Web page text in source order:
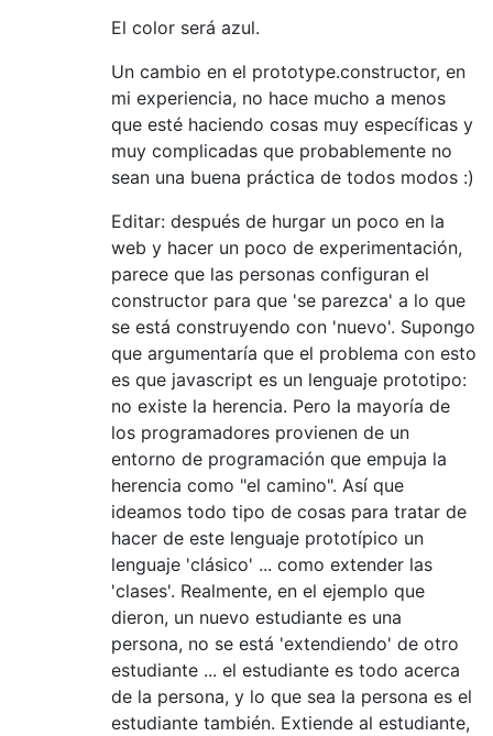
El color será azul.
Un cambio en el prototype.constructor, en
mi experiencia, no hace mucho a menos
que esté haciendo cosas muy específicas y
muy complicadas que probablemente no
sean una buena práctica de todos modos :)
Editar: después de hurgar un poco en la
web y hacer un poco de experimentación,
parece que las personas configuran el
constructor para que 'se parezca' a lo que
se está construyendo con 'nuevo'. Supongo
que argumentaría que el problema con esto
es que javascript es un lenguaje prototipo:
no existe la herencia. Pero la mayoría de
los programadores provienen de un
entorno de programación que empuja la
herencia como "el camino". Así que
ideamos todo tipo de cosas para tratar de
hacer de este lenguaje prototípico un
lenguaje 'clásico' ... como extender las
'clases'. Realmente, en el ejemplo que
dieron, un nuevo estudiante es una
persona, no se está 'extendiendo' de otro
estudiante ... el estudiante es todo acerca
de la persona, y lo que sea la persona es el
estudiante también. Extiende al estudiante,